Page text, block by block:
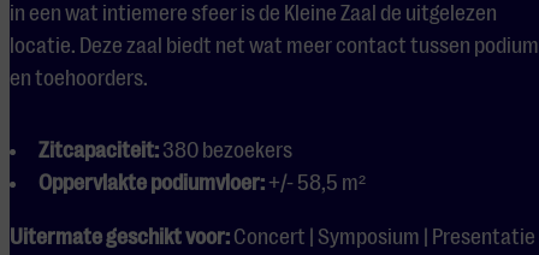
in een wat intiemere sfeer is de Kleine Zaal de uitgelezen
locatie. Deze zaal biedt net wat meer contact tussen podium
en toehoorders.
Zitcapaciteit: 380 bezoekers
Oppervlakte podiumvloer: +/- 58,5 m²
Uitermate geschikt voor: Concert | Symposium | Presentatie